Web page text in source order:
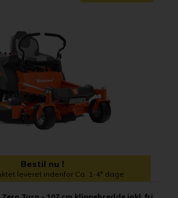
Bestil nu !
leveret indenfor Ca. 1-4* dage